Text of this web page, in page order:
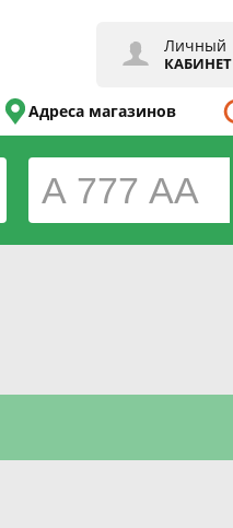
Личный
КАБИНЕТ
Адреса магазинов